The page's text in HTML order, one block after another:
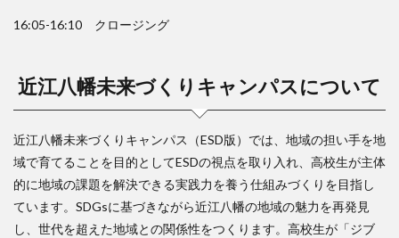
16:05-16:10 クロージング
近江八幡未来づくりキャンパスについて
近江八幡未来づくりキャンパス（ESD版）では、地域の担い手を地
域で育てることを目的としてESDの視点を取り入れ、高校生が主体
的に地域の課題を解決できる実践力を養う仕組みづくりを目指し
ています。SDGsに基づきながら近江八幡の地域の魅力を再発見
し、世代を超えた地域との関係性をつくります。高校生が「ジブ